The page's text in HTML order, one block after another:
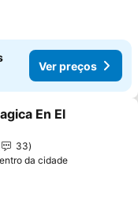
Ver preços
aos favoritos
En El
33
da cidade